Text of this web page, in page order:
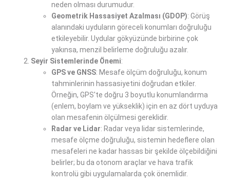
neden olması durumudur.
Geometrik Hassasiyet Azalması (GDOP): Görüş
alanındaki uyduların göreceli konumları doğruluğu
etkileyebilir. Uydular gökyüzünde birbirine çok
yakınsa, menzil belirleme doğruluğu azalır.
Seyir Sistemlerinde Önemi:
GPS ve GNSS: Mesafe ölçüm doğruluğu, konum
tahminlerinin hassasiyetini doğrudan etkiler.
Örneğin, GPS'te doğru 3 boyutlu konumlandırma
(enlem, boylam ve yükseklik) için en az dört uyduya
olan mesafenin ölçülmesi gereklidir.
Radar ve Lidar: Radar veya lidar sistemlerinde,
mesafe ölçme doğruluğu, sistemin hedeflere olan
mesafeleri ne kadar hassas bir şekilde ölçebildiğini
belirler; bu da otonom araçlar ve hava trafik
kontrolü gibi uygulamalarda çok önemlidir.